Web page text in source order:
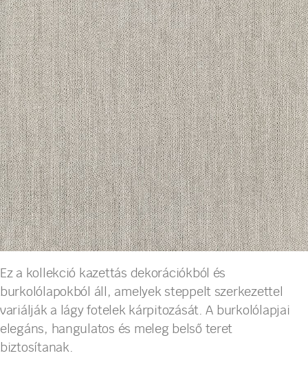
Ez a kollekció kazettás dekorációkból és
burkolólapokból áll, amelyek steppelt szerkezettel
variálják a lágy fotelek kárpitozását. A burkolólapjai
elegáns, hangulatos és meleg belső teret
biztosítanak.